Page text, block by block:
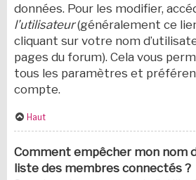
données. Pour les modifier,
l’utilisateur(généralement ce
cliquant sur votre nom
pages du forum). Cela vous
tous les paramètres et
compte.
Haut
Comment empêcher mon nom
liste des membres connectés ?